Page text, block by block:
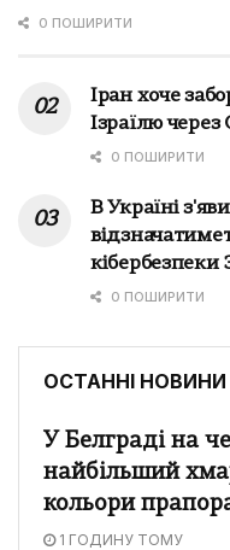
0 ПОШИРИТИ
Іран хоче
Ізраїлю
0 ПОШИРИТИ
В Україні
кібербезпеки
0 ПОШИРИТИ
ОСТАННІ НОВИНИ
У Белграді на
найбільший
кольори
1 ГОДИНУ ТОМУ